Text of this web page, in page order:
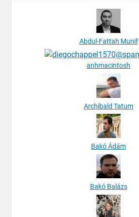
Abdul-Fattah Munif
anhmacintosh
Archibald Tatum
Bakó Ádám
Bakó Balázs